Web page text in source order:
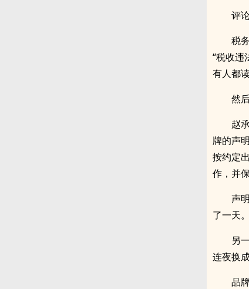
评
税
“税收违
有人都
然
赵
牌的声
按约定
作，并
声
了一天。
另
连夜换
品